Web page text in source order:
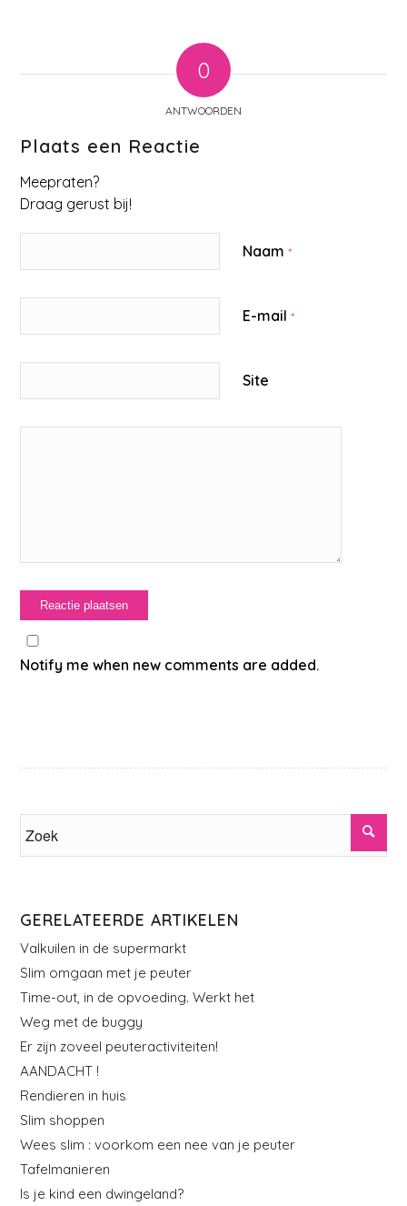
0
ANTWOORDEN
Plaats een Reactie
Meepraten?
Draag gerust bij!
Naam*
E-mail*
Site
Notify me when new comments are added.
GERELATEERDE ARTIKELEN
Valkuilen in de supermarkt
Slim omgaan met je peuter
Time-out, in de opvoeding. Werkt het
Weg met de buggy
Er zijn zoveel peuteractiviteiten!
AANDACHT !
Rendieren in huis
Slim shoppen
Wees slim : voorkom een nee van je peuter
Tafelmanieren
Is je kind een dwingeland?